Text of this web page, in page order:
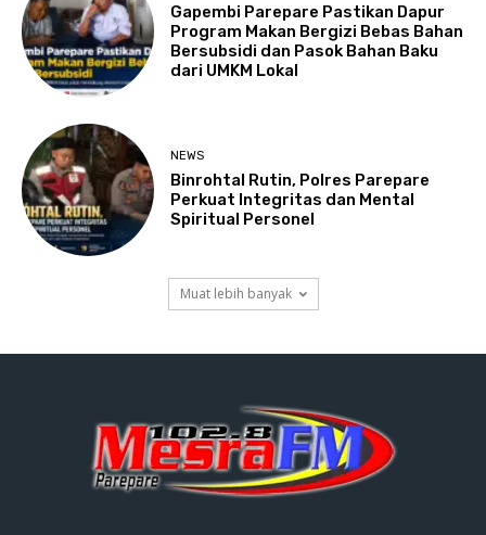
Gapembi Parepare Pastikan Dapur
Program Makan Bergizi Bebas Bahan
Bersubsidi dan Pasok Bahan Baku
dari UMKM Lokal
NEWS
Binrohtal Rutin, Polres Parepare
Perkuat Integritas dan Mental
Spiritual Personel
Muat lebih banyak